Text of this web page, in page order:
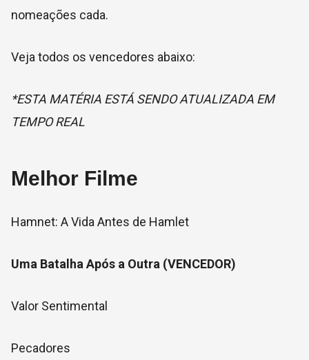
nomeações cada.
Veja todos os vencedores abaixo:
*ESTA MATÉRIA ESTÁ SENDO ATUALIZADA EM
TEMPO REAL
Melhor Filme
Hamnet: A Vida Antes de Hamlet
Uma Batalha Após a Outra (VENCEDOR)
Valor Sentimental
Pecadores